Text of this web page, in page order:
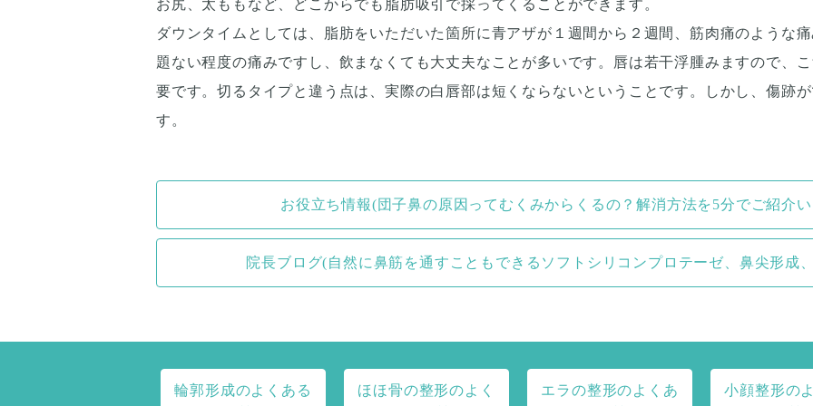
お尻、太ももなど、どこからでも脂肪吸引で採ってくることができます。
ダウンタイムとしては、脂肪をいただいた箇所に青アザが１週間から２週間、筋肉痛のような
題ない程度の痛みですし、飲まなくても大丈夫なことが多いです。唇は若干浮腫みますので、
要です。切るタイプと違う点は、実際の白唇部は短くならないということです。しかし、傷跡
す。
お役立ち情報(団子鼻の原因ってむくみからくるの？解消方法を5分でご紹介
院長ブログ(自然に鼻筋を通すこともできるソフトシリコンプロテーゼ、鼻尖形成
輪郭形成のよくある
ほほ骨の整形のよく
エラの整形のよくあ
小顔整形の